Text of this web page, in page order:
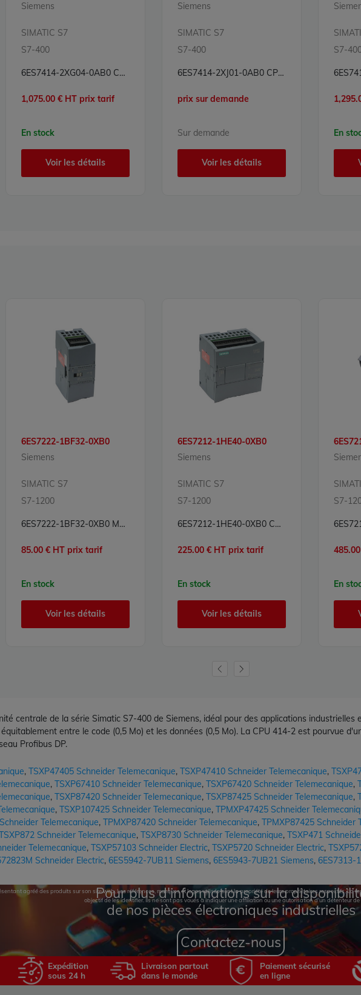
Siemens
SIMATIC S7
S7-400
6ES7414-2XG04-0AB0 CPU Processeur Simatic S7 Siemens
1,075.00 € HT prix tarif
En stock
Voir les détails
Siemens
SIMATIC S7
S7-400
6ES7414-2XJ01-0AB0 CPU Processeur Simatic S7 Siemens
prix sur demande
Sur demande
Voir les détails
S7-
En
6ES7222-1BF32-0XB0
Siemens
SIMATIC S7
S7-1200
6ES7222-1BF32-0XB0 Module sorties numériques Simatic S7 Siemens
85.00 € HT prix tarif
En stock
Voir les détails
6ES7212-1HE40-0XB0
Siemens
SIMATIC S7
S7-1200
6ES7212-1HE40-0XB0 CPU Processeur Simatic S7 Siemens
225.00 € HT prix tarif
En stock
Voir les détails
S7-
En
centrale de la série Simatic S7-400 de Siemens, idéal pour des applications
entre le code (0,5 Mo) et les données (0,5 Mo). La CPU 414-2 est pourvue
Profibus DP.
, TSXP47405 Schneider Telemecanique, TSXP47410 Schneider Telemecanique,
, TSXP67410 Schneider Telemecanique, TSXP67420 Schneider Telemecanique,
, TSXP87420 Schneider Telemecanique, TSXP87425 Schneider Telemecanique,
, TSXP107425 Schneider Telemecanique, TPMXP47425 Schneider
Telemecanique, TPMXP87420 Schneider Telemecanique, TPMXP87425 Schneider
Schneider Telemecanique, TSXP8730 Schneider Telemecanique, TSXP471
Telemecanique, TSXP57103 Schneider Electric, TSXP5720 Schneider Electric,
Schneider Electric, 6ES5942-7UB11 Siemens, 6ES5943-7UB21 Siemens, 6ES7313-
agréé des produits sur son site web. Les références, marques et logos utilisés sont la propriété de leurs propriétaires respectifs.
objectif de les identifier. Ils ne sont pas voués à indiquer une affiliation ou une autorisation d'un détenteur de
Pour plus d'informations sur la
de nos pièces électroniques industrielles
Contactez-nous
Expédition
sous 24 h
Livraison partout
dans le monde
Paiement sécurisé
en ligne